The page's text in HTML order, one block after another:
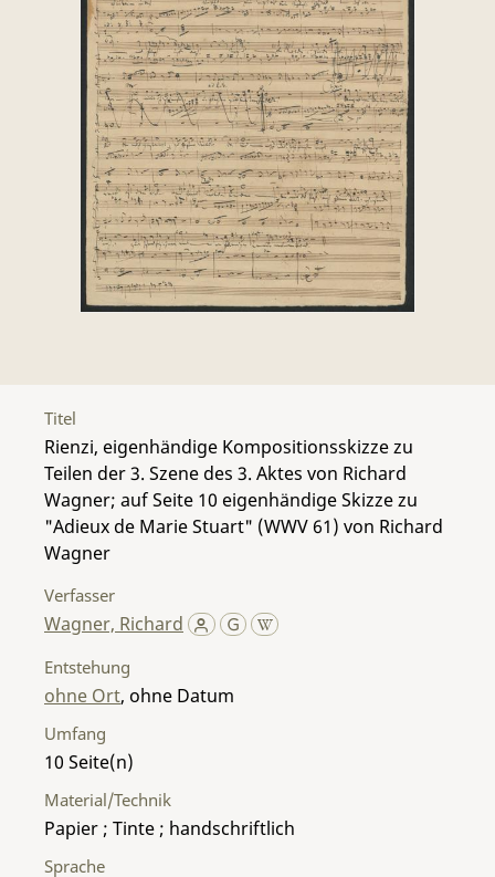
Titel
Rienzi, eigenhändige Kompositionsskizze zu
Teilen der 3. Szene des 3. Aktes von Richard
Wagner; auf Seite 10 eigenhändige Skizze zu
"Adieux de Marie Stuart" (WWV 61) von Richard
Wagner
Verfasser
Wagner, Richard
Entstehung
ohne Ort, ohne Datum
Umfang
10
Material/Technik
Papier ; Tinte ; handschriftlich
Sprache